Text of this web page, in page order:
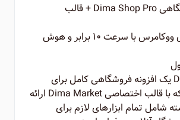
🛍️ افزونه فروشگاهی Dima Shop Pro + قالب
جایگزین حرفه‌ای ووکامرس با سرعت ۱۰ برابر و هوش
Dima Shop Pro یک افزونه فروشگاهی کامل برای
وردپرس است که با قالب اختصاصی Dima Market ارائه
شامل تمام ابزارهای لازم برای